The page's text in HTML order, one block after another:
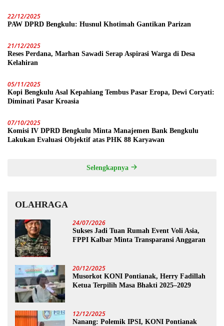
22/12/2025
PAW DPRD Bengkulu: Husnul Khotimah Gantikan Parizan
21/12/2025
Reses Perdana, Marhan Sawadi Serap Aspirasi Warga di Desa
Kelahiran
05/11/2025
Kopi Bengkulu Asal Kepahiang Tembus Pasar Eropa, Dewi Coryati:
Diminati Pasar Kroasia
07/10/2025
Komisi IV DPRD Bengkulu Minta Manajemen Bank Bengkulu
Lakukan Evaluasi Objektif atas PHK 88 Karyawan
Selengkapnya
OLAHRAGA
24/07/2026
Sukses Jadi Tuan Rumah Event Voli Asia,
FPPI Kalbar Minta Transparansi Anggaran
20/12/2025
Musorkot KONI Pontianak, Herry Fadillah
Ketua Terpilih Masa Bhakti 2025–2029
12/12/2025
Nanang: Polemik IPSI, KONI Pontianak